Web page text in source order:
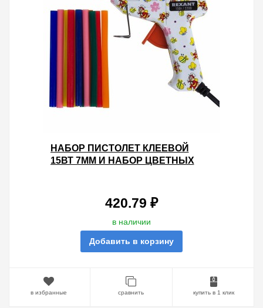
НАБОР ПИСТОЛЕТ КЛЕЕВОЙ
15ВТ 7ММ И НАБОР ЦВЕТНЫХ
420.79 ₽
в наличии
Добавить в корзину
в избранные сравнить купить в 1 клик